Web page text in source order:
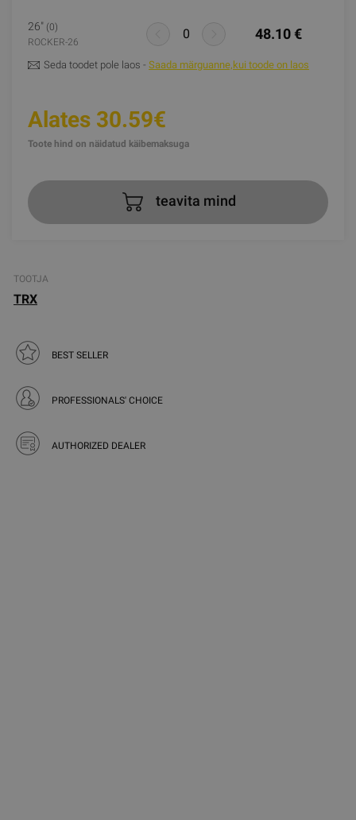
26" (0)
ROCKER-26
48.10 €
Seda toodet pole laos - Saada märguanne,kui toode on laos
Alates 30.59€
Toote hind on näidatud käibemaksuga
teavita mind
TOOTJA
TRX
BEST SELLER
PROFESSIONALS' CHOICE
AUTHORIZED DEALER